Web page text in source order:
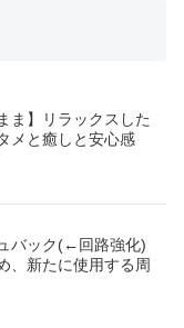
ま】リラックスした
メと癒しと安心感
バック(←回路強化)
、新たに使用する周